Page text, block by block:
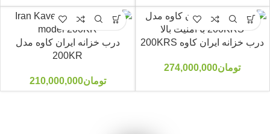
درب خزانه ایران کاوه 200KRS
تومان274,000,000
درب خزانه ایران کاوه مدل
200KR
تومان210,000,000